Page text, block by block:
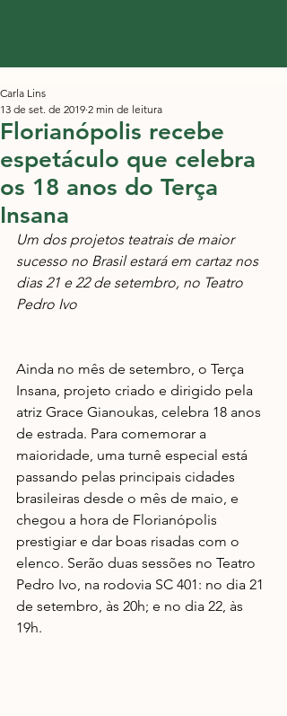
Florianópolis recebe
espetáculo que celebra
os 18 anos do Terça
Insana
Carla Lins
13 de set. de 2019 2 min de leitura
Um dos projetos teatrais de maior
sucesso no Brasil estará em cartaz nos
dias 21 e 22 de setembro, no Teatro
Pedro Ivo
Ainda no mês de setembro, o Terça
Insana, projeto criado e dirigido pela
atriz Grace Gianoukas, celebra 18 anos
de estrada. Para comemorar a
maioridade, uma turnê especial está
passando pelas principais cidades
brasileiras desde o mês de maio, e
chegou a hora de Florianópolis
prestigiar e dar boas risadas com o
elenco. Serão duas sessões no Teatro
Pedro Ivo, na rodovia SC 401: no dia 21
de setembro, às 20h; e no dia 22, às
19h.